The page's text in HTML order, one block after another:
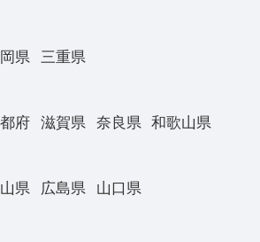
県 三重県
府 滋賀県 奈良県 和歌山県
県 広島県 山口県